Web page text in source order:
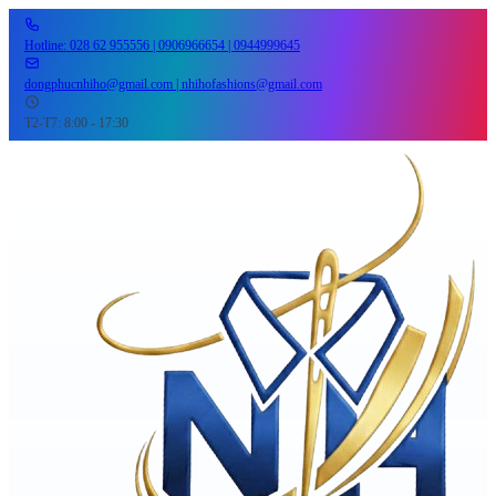
Hotline: 028 62 955556 | 0906966654 | 0944999645
dongphucnhiho@gmail.com | nhihofashions@gmail.com
T2-T7: 8:00 - 17:30